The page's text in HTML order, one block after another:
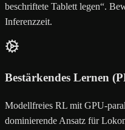
beschriftete Tablett legen“.
Inferenzzeit.
Bestärkendes Lernen
Modellfreies RL mit GPU-
dominierende Ansatz für